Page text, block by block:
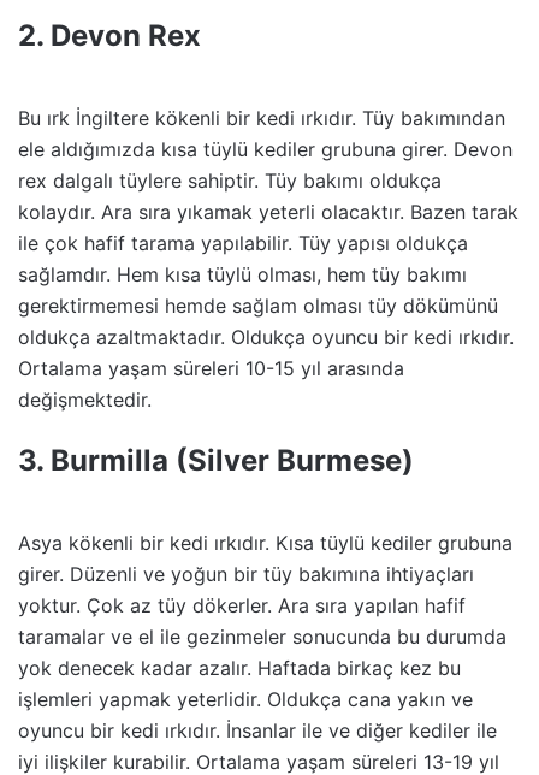
2. Devon Rex
Bu ırk İngiltere kökenli bir kedi ırkıdır. Tüy bakımından
ele aldığımızda kısa tüylü kediler grubuna girer. Devon
rex dalgalı tüylere sahiptir. Tüy bakımı oldukça
kolaydır. Ara sıra yıkamak yeterli olacaktır. Bazen tarak
ile çok hafif tarama yapılabilir. Tüy yapısı oldukça
sağlamdır. Hem kısa tüylü olması, hem tüy bakımı
gerektirmemesi hemde sağlam olması tüy dökümünü
oldukça azaltmaktadır. Oldukça oyuncu bir kedi ırkıdır.
Ortalama yaşam süreleri 10-15 yıl arasında
değişmektedir.
3. Burmilla (Silver Burmese)
Asya kökenli bir kedi ırkıdır. Kısa tüylü kediler grubuna
girer. Düzenli ve yoğun bir tüy bakımına ihtiyaçları
yoktur. Çok az tüy dökerler. Ara sıra yapılan hafif
taramalar ve el ile gezinmeler sonucunda bu durumda
yok denecek kadar azalır. Haftada birkaç kez bu
işlemleri yapmak yeterlidir. Oldukça cana yakın ve
oyuncu bir kedi ırkıdır. İnsanlar ile ve diğer kediler ile
iyi ilişkiler kurabilir. Ortalama yaşam süreleri 13-19 yıl